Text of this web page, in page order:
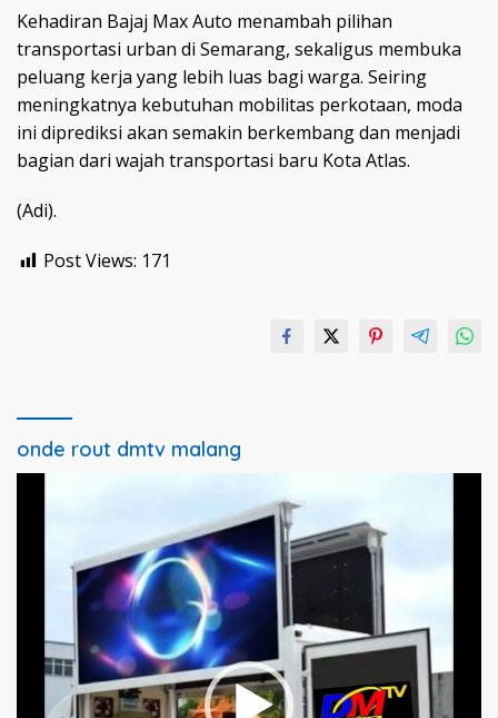
Kehadiran Bajaj Max Auto menambah pilihan
transportasi urban di Semarang, sekaligus membuka
peluang kerja yang lebih luas bagi warga. Seiring
meningkatnya kebutuhan mobilitas perkotaan, moda
ini diprediksi akan semakin berkembang dan menjadi
bagian dari wajah transportasi baru Kota Atlas.
(Adi).
Post Views: 171
onde rout dmtv malang